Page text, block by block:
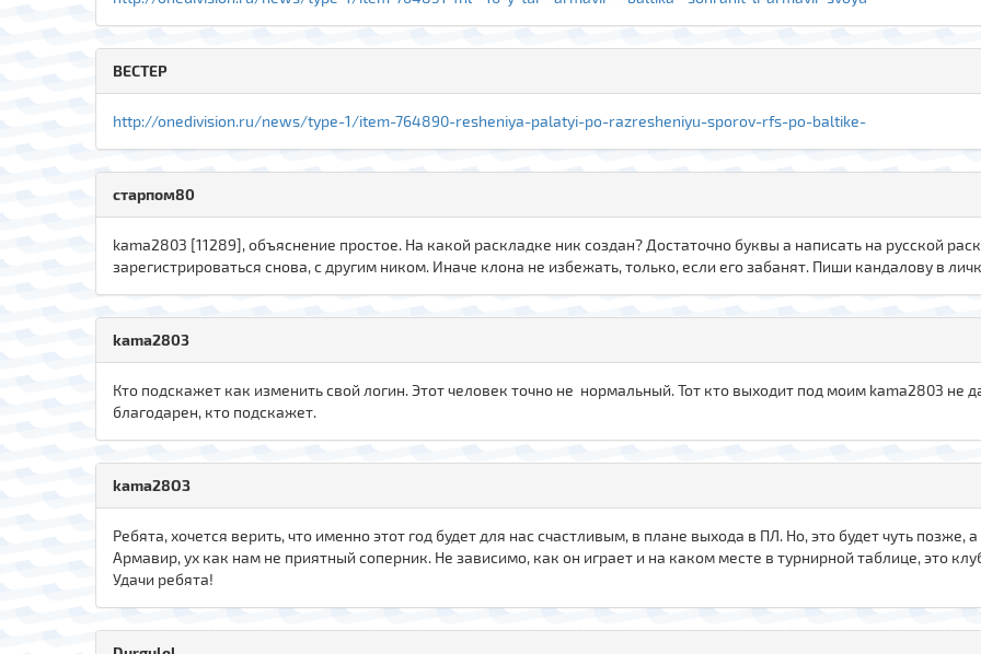
ВЕСТЕР
http://onedivision.ru/news/type-1/item-764890-resheniya-palatyi-po-razresheniyu-sporov-rfs-po-baltike-
старпом80
kama2803 [11289], объяснение простое. На какой раскладке ник создан? Достаточно буквы а написать на русской
зарегистрироваться снова, с другим ником. Иначе клона не избежать, только, если его забанят. Пиши кандалову в
kama2803
Кто подскажет как изменить свой логин. Этот человек точно не нормальный. Тот кто выходит под моим kama2803 не
благодарен, кто подскажет.
kama28ОЗ
Ребята, хочется верить, что именно этот год будет для нас счастливым, в плане выхода в ПЛ. Но, это будет чуть позже,
Армавир, ух как нам не приятный соперник. Не зависимо, как он играет и на каком месте в турнирной таблице, это
Удачи ребята!